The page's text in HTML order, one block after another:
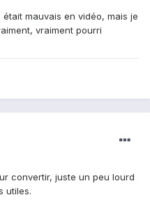
mauvais en vidéo, mais je
vraiment pourri
convertir, juste un peu lourd
utiles.